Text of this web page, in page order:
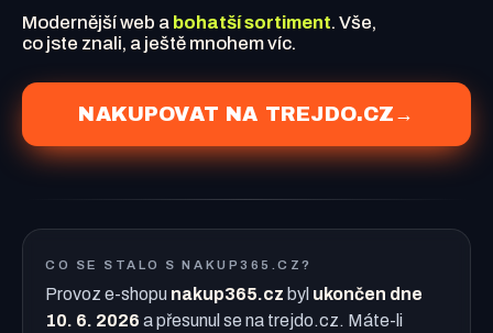
Modernější web a bohatší sortiment. Vše,
co jste znali, a ještě mnohem víc.
NAKUPOVAT NA TREJDO.CZ →
CO SE STALO S NAKUP365.CZ?
Provoz e-shopu nakup365.cz byl ukončen dne
10. 6. 2026 a přesunul se na trejdo.cz. Máte-li